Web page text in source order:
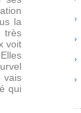
la
très
voit
vais
qui